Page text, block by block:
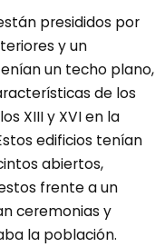
presididos por
y un
un techo plano,
de los
XIII y XVI en la
edificios tenían
abiertos,
frente a un
ceremonias y
la población.